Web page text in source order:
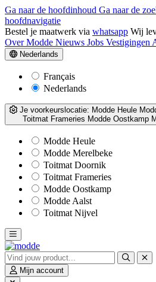
Ga naar de hoofdinhoud Ga naar de
hoofdnavigatie
Bestel je maatwerk via whatsapp Wij
Over Modde Nieuws Jobs Vestigingen
Nederlands
Français
Nederlands
Je voorkeurslocatie: Modde Heule
Toitmat Frameries Modde Oostkamp
Modde Heule
Modde Merelbeke
Toitmat Doornik
Toitmat Frameries
Modde Oostkamp
Modde Aalst
Toitmat Nijvel
Mijn account